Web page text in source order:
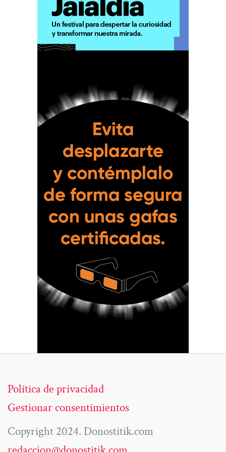
Política de privacidad
Gestionar consentimientos
Copyright 2024. Donostitik.com